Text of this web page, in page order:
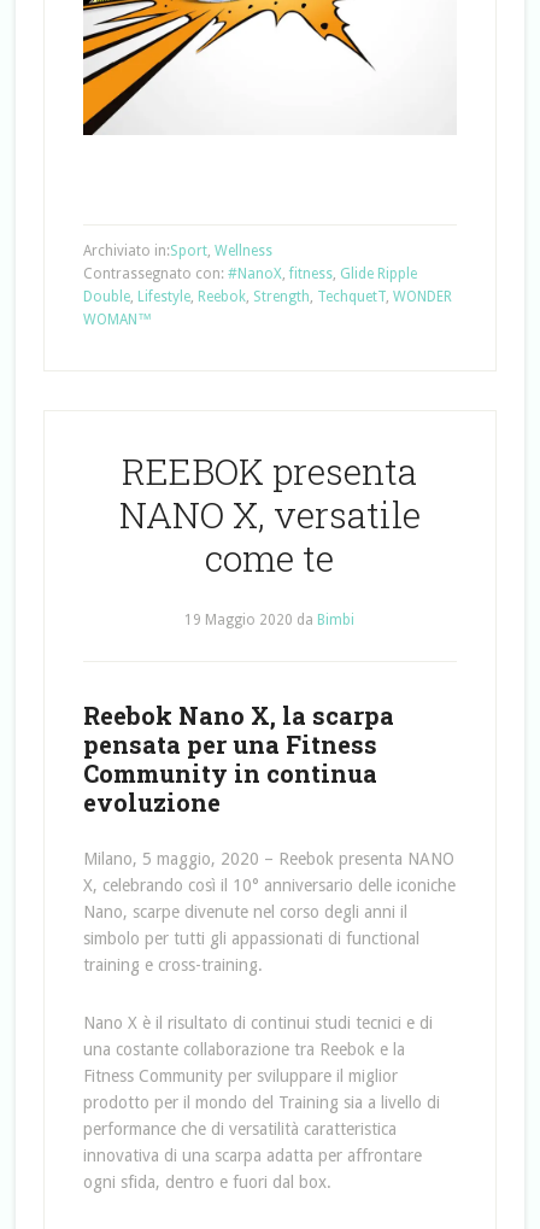
Archiviato in:Sport, Wellness
Contrassegnato con: #NanoX, fitness, Glide Ripple
Double, Lifestyle, Reebok, Strength, TechquetT, WONDER
WOMAN™
REEBOK presenta
NANO X, versatile
come te
19 Maggio 2020 da Bimbi
Reebok Nano X, la scarpa
pensata per una Fitness
Community in continua
evoluzione
Milano, 5 maggio, 2020 – Reebok presenta NANO
X, celebrando così il 10° anniversario delle iconiche
Nano, scarpe divenute nel corso degli anni il
simbolo per tutti gli appassionati di functional
training e cross-training.
Nano X è il risultato di continui studi tecnici e di
una costante collaborazione tra Reebok e la
Fitness Community per sviluppare il miglior
prodotto per il mondo del Training sia a livello di
performance che di versatilità caratteristica
innovativa di una scarpa adatta per affrontare
ogni sfida, dentro e fuori dal box.